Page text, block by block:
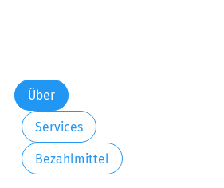
Über
Services
Bezahlmittel